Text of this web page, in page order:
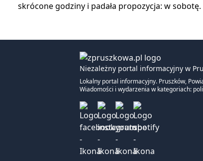
skrócone godziny i padała propozycja: w sobotę.
Niezależny portal informacyjny w
Lokalny portal informacyjny. Pruszków,
Wiadomości i wydarzenia w kategoriach: